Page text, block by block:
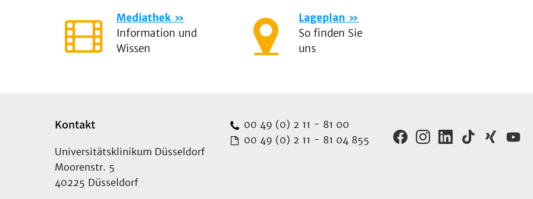
Mediathek
Information und
Wissen
Lageplan
So finden Sie
uns
Kontakt
Universitätsklinikum Düsseldorf
Moorenstr. 5
40225 Düsseldorf
00 49 (0) 2 11 - 81 00
00 49 (0) 2 11 - 81 04 855